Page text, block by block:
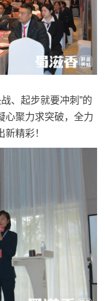
、起步就要冲刺”的
心聚力求突破，全力
精彩！